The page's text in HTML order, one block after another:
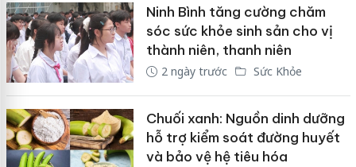
Ninh Bình tăng cường chăm
sóc sức khỏe sinh sản cho vị
thành niên, thanh niên
2 ngày trước Sức Khỏe
Chuối xanh: Nguồn dinh dưỡng
hỗ trợ kiểm soát đường huyết
và bảo vệ hệ tiêu hóa